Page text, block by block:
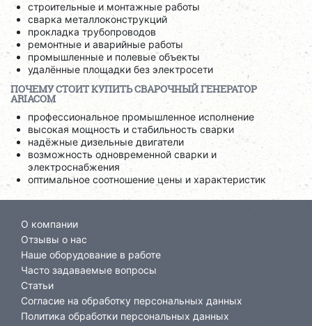
строительные и монтажные работы
сварка металлоконструкций
прокладка трубопроводов
ремонтные и аварийные работы
промышленные и полевые объекты
удалённые площадки без электросети
ПОЧЕМУ СТОИТ КУПИТЬ СВАРОЧНЫЙ ГЕНЕРАТОР
ARIACOM
профессиональное промышленное исполнение
высокая мощность и стабильность сварки
надёжные дизельные двигатели
возможность одновременной сварки и
электроснабжения
оптимальное соотношение цены и характеристик
О компании
Отзывы о нас
Наше оборудование в работе
Часто задаваемые вопросы
Статьи
Согласие на обработку персональных данных
Политика обработки персональных данных